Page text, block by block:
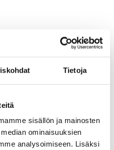
Tietoja
sisällön ja mainosten
ominaisuuksien
analysoimiseen. Lisäksi